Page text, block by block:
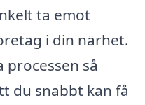
ta emot
i din närhet.
så
du snabbt kan få